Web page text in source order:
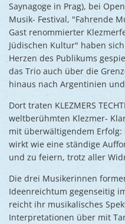
Saynagoge in Prag), bei
Musik- Festival, "Fahrende
Gast renommierter
Jüdischen Kultur" haben sich
Herzen des Publikums
das Trio auch über die
hinaus nach Argentinien
Dort traten KLEZMERS
weltberühmten Klezmer-
mit überwältigendem Erfolg:
wirkt wie eine ständige
und zu feiern, trotz aller
Die drei Musikerinnen
Ideenreichtum gegenseitig
reicht ihr musikalisches
Interpretationen über mit